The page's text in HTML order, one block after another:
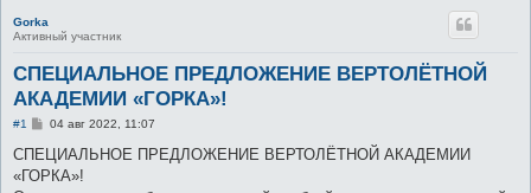
Gorka
Активный участник
СПЕЦИАЛЬНОЕ ПРЕДЛОЖЕНИЕ ВЕРТОЛЁТНОЙ
АКАДЕМИИ «ГОРКА»!
#1
С
о
щ
04 авг 2022, 11:07
СПЕЦИАЛЬНОЕ ПРЕДЛОЖЕНИЕ ВЕРТОЛЁТНОЙ АКАДЕМИИ
«ГОРКА»!